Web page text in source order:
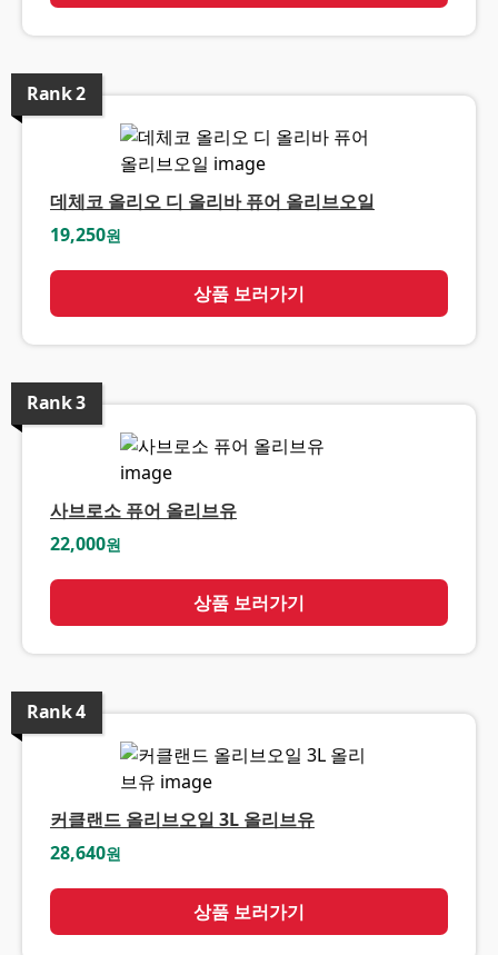
Rank2
데체코 올리오 디 올리바 퓨어 올리브오일
19,250원
상품 보러가기
Rank3
사브로소 퓨어 올리브유
22,000원
상품 보러가기
Rank4
커클랜드 올리브오일 3L 올리브유
28,640원
상품 보러가기